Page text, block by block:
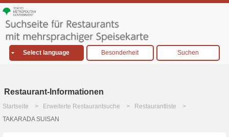
Select language Besonderheit Suchen
Restaurant-Informationen
Startseite Erweiterte Restaurantsuche
Restaurantliste
TAKARADA SUISAN